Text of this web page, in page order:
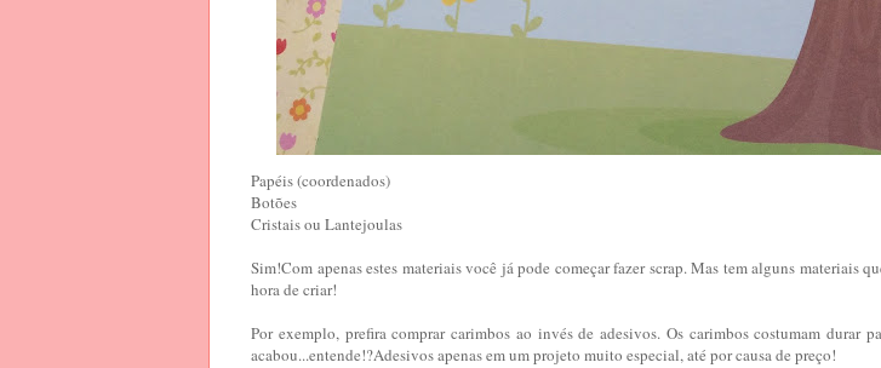
Papéis (coordenados)
Botões
Cristais ou Lantejoulas
Sim!Com apenas estes materiais você já pode começar fazer scrap. Mas tem alguns materiais
hora de criar!
Por exemplo, prefira comprar carimbos ao invés de adesivos. Os carimbos costumam durar
acabou...entende!?Adesivos apenas em um projeto muito especial, até por causa de preço!